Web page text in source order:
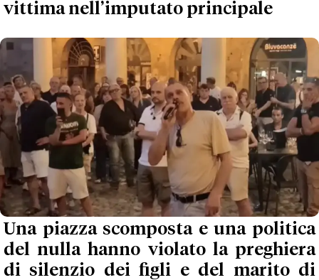
vittima nell’imputato principale
Una piazza scomposta e una politica
del nulla hanno violato la preghiera
di silenzio dei figli e del marito di